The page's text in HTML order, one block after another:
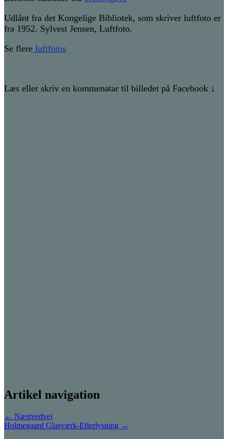
Udlånt fra det Kongelige Bibliotek, som skriver luftfoto er
fra 1952. Sylvest Jensen, Luftfoto.
Se flere luftfotos
Læs eller skriv en kommenatar til billedet på Facebook ↓
Artikel navigation
← Næstvedvej
Holmegaard Glasværk-Efterlysning →